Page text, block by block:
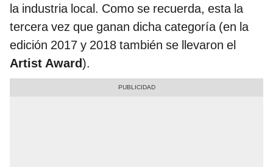
la industria local. Como se recuerda, esta la
tercera vez que ganan dicha categoría (en la
edición 2017 y 2018 también se llevaron el
Artist Award).